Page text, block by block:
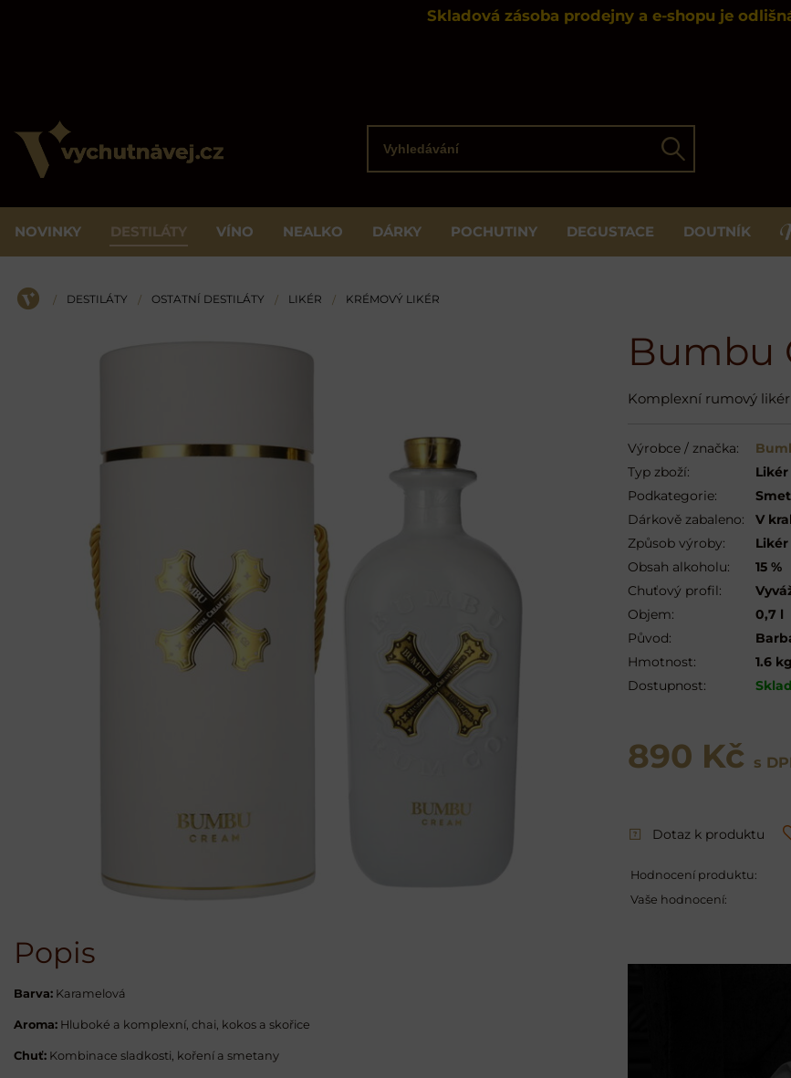
Skladová zásoba prodejny a e-shopu je
Hledat
NOVINKY DESTILÁTY VÍNO NEALKO DÁRKY POCHUTINY DEGUSTACE DOUTNÍK
ÚVOD
/ DESTILÁTY / OSTATNÍ DESTILÁTY / LIKÉR / KRÉMOVÝ LIKÉR
Bumbu
Komplexní rumový
Výrobce / značka:
Typ zboží:
Likér
Podkategorie:
Dárkově zabaleno:
V
Způsob výroby:
Obsah alkoholu:
15 %
Chuťový profil:
Objem:
0,7 l
Původ:
Hmotnost:
1.6 kg
Dostupnost:
890 Kč s
Dotaz k produktu
Hodnocení produktu:
Vaše hodnocení:
Popis
Barva: Karamelová
Aroma: Hluboké a komplexní, chai, kokos a skořice
Chuť: Kombinace sladkosti, koření a smetany